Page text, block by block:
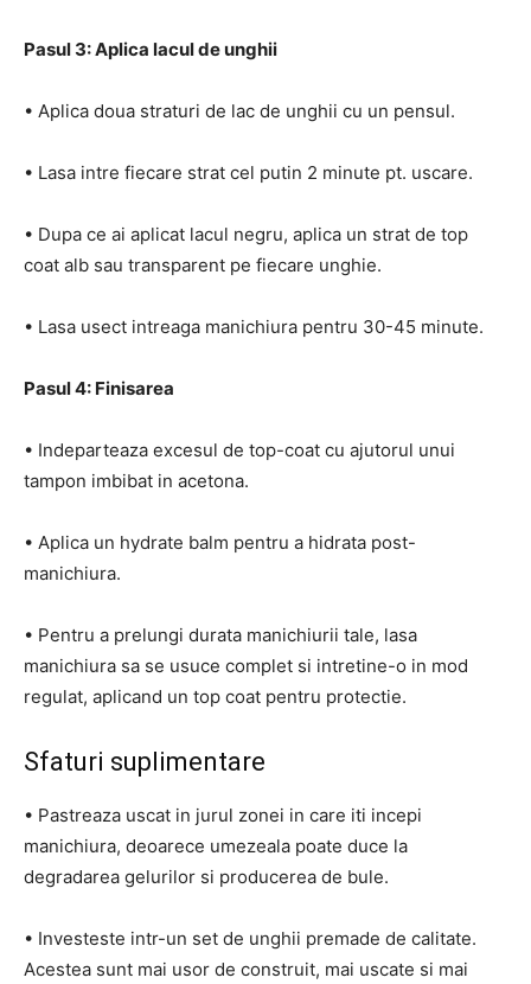
Pasul 3: Aplica lacul de unghii
• Aplica doua straturi de lac de unghii cu un pensul.
• Lasa intre fiecare strat cel putin 2 minute pt. uscare.
• Dupa ce ai aplicat lacul negru, aplica un strat de top
coat alb sau transparent pe fiecare unghie.
• Lasa usect intreaga manichiura pentru 30-45 minute.
Pasul 4: Finisarea
• Indeparteaza excesul de top-coat cu ajutorul unui
tampon imbibat in acetona.
• Aplica un hydrate balm pentru a hidrata post-
manichiura.
• Pentru a prelungi durata manichiurii tale, lasa
manichiura sa se usuce complet si intretine-o in mod
regulat, aplicand un top coat pentru protectie.
Sfaturi suplimentare
• Pastreaza uscat in jurul zonei in care iti incepi
manichiura, deoarece umezeala poate duce la
degradarea gelurilor si producerea de bule.
• Investeste intr-un set de unghii premade de calitate.
Acestea sunt mai usor de construit, mai uscate si mai